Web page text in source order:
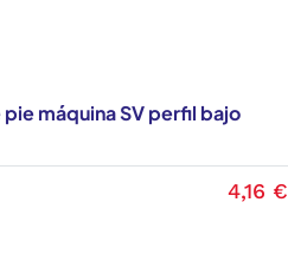
máquina SV perfil bajo
4,16 €